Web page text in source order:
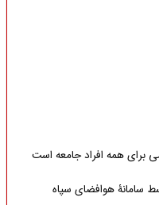
برای همه افراد جامعه است
سامانۀ هوافضای سپاه